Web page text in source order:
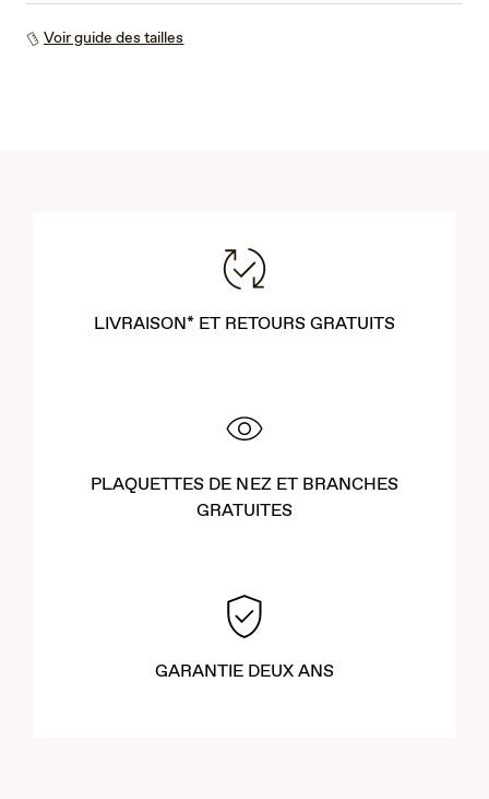
Voir guide des tailles
LIVRAISON* ET RETOURS GRATUITS
PLAQUETTES DE NEZ ET BRANCHES
GRATUITES
GARANTIE DEUX ANS